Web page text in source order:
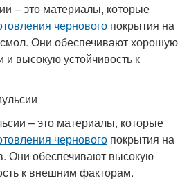
– это материалы, которые
чернового покрытия на
Они обеспечивают хорошую
и высокую устойчивость к
– это материалы, которые
чернового покрытия на
Они обеспечивают высокую
к внешним факторам.